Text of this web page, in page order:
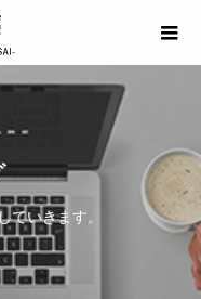
ていきます。